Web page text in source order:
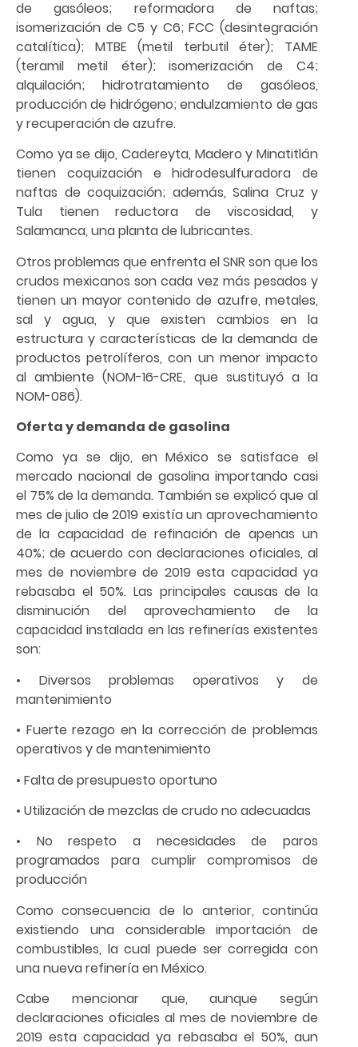
de gasóleos; reformadora de naftas;
isomerización de C5 y C6; FCC (desintegración
catalítica); MTBE (metil terbutil éter); TAME
(teramil metil éter); isomerización de C4;
alquilación; hidrotratamiento de gasóleos,
producción de hidrógeno; endulzamiento de gas
y recuperación de azufre.
Como ya se dijo, Cadereyta, Madero y Minatitlán
tienen coquización e hidrodesulfuradora de
naftas de coquización; además, Salina Cruz y
Tula tienen reductora de viscosidad, y
Salamanca, una planta de lubricantes.
Otros problemas que enfrenta el SNR son que los
crudos mexicanos son cada vez más pesados y
tienen un mayor contenido de azufre, metales,
sal y agua, y que existen cambios en la
estructura y características de la demanda de
productos petrolíferos, con un menor impacto
al ambiente (NOM-16-CRE, que sustituyó a la
NOM-086).
Oferta y demanda de gasolina
Como ya se dijo, en México se satisface el
mercado nacional de gasolina importando casi
el 75% de la demanda. También se explicó que al
mes de julio de 2019 existía un aprovechamiento
de la capacidad de refinación de apenas un
40%; de acuerdo con declaraciones oficiales, al
mes de noviembre de 2019 esta capacidad ya
rebasaba el 50%. Las principales causas de la
disminución del aprovechamiento de la
capacidad instalada en las refinerías existentes
son:
• Diversos problemas operativos y de
mantenimiento
• Fuerte rezago en la corrección de problemas
operativos y de mantenimiento
• Falta de presupuesto oportuno
• Utilización de mezclas de crudo no adecuadas
• No respeto a necesidades de paros
programados para cumplir compromisos de
producción
Como consecuencia de lo anterior, continúa
existiendo una considerable importación de
combustibles, la cual puede ser corregida con
una nueva refinería en México.
Cabe mencionar que, aunque según
declaraciones oficiales al mes de noviembre de
2019 esta capacidad ya rebasaba el 50%, aun